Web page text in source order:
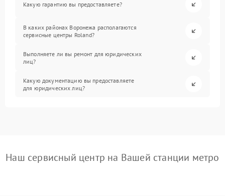
Какую гарантию вы предоставляете?
В каких районах Воронежа располагаются
сервисные центры Roland?
Выполняете ли вы ремонт для юридических
лиц?
Какую документацию вы предоставляете
для юридических лиц?
Наш сервисный центр на Вашей станции метро